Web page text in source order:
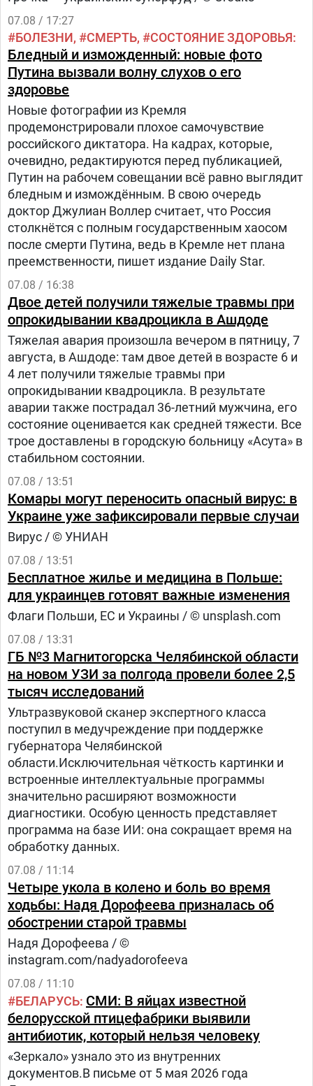
07.08 / 17:27
БОЛЕЗНИ СМЕРТЬ СОСТОЯНИЕ ЗДОРОВЬЯ
Бледный и изможденный: новые фото
Путина вызвали волну слухов о его
здоровье
Новые фотографии из Кремля
продемонстрировали плохое самочувствие
российского диктатора. На кадрах, которые,
очевидно, редактируются перед публикацией,
Путин на рабочем совещании всё равно выглядит
бледным и измождённым. В свою очередь
доктор Джулиан Воллер считает, что Россия
столкнётся с полным государственным хаосом
после смерти Путина, ведь в Кремле нет плана
преемственности, пишет издание Daily Star.
07.08 / 16:38
Двое детей получили тяжелые травмы при
опрокидывании квадроцикла в Ашдоде
Тяжелая авария произошла вечером в пятницу, 7
августа, в Ашдоде: там двое детей в возрасте 6 и
4 лет получили тяжелые травмы при
опрокидывании квадроцикла. В результате
аварии также пострадал 36-летний мужчина, его
состояние оценивается как средней тяжести. Все
трое доставлены в городскую больницу «Асута» в
стабильном состоянии.
07.08 / 13:51
Комары могут переносить опасный вирус: в
Украине уже зафиксировали первые случаи
Вирус / © УНИАН
07.08 / 13:51
Бесплатное жилье и медицина в Польше:
для украинцев готовят важные изменения
Флаги Польши, ЕС и Украины / © unsplash.com
07.08 / 13:31
ГБ №3 Магнитогорска Челябинской области
на новом УЗИ за полгода провели более 2,5
тысяч исследований
Ультразвуковой сканер экспертного класса
поступил в медучреждение при поддержке
губернатора Челябинской
области.Исключительная чёткость картинки и
встроенные интеллектуальные программы
значительно расширяют возможности
диагностики. Особую ценность представляет
программа на базе ИИ: она сокращает время на
обработку данных.
07.08 / 11:14
Четыре укола в колено и боль во время
ходьбы: Надя Дорофеева призналась об
обострении старой травмы
Надя Дорофеева / ©
instagram.com/nadyadorofeeva
07.08 / 11:10
БЕЛАРУСЬ СМИ: В яйцах известной
белорусской птицефабрики выявили
антибиотик, который нельзя человеку
«Зеркало» узнало это из внутренних
документов.В письме от 5 мая 2026 года